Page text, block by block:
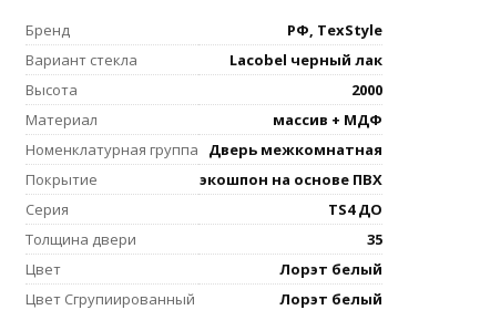
Бренд
РФ, TexStyle
Вариант стекла
Lacobel черный лак
Высота
2000
Материал
массив + МДФ
Номенклатурная группа
Дверь межкомнатная
Покрытие
экошпон на основе ПВХ
Серия
TS4 ДО
Толщина двери
35
Цвет
Лорэт белый
Цвет Сгрупиированный
Лорэт белый